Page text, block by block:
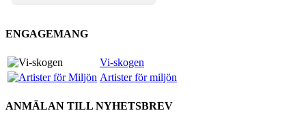
Den 5 juni blir det skön konsert med Nimbus på
ENGAGEMANG
Vi-skogen
Artister för miljön
ANMÄLAN TILL NYHETSBREV